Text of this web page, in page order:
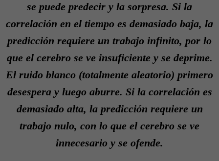
se puede predecir y la sorpresa. Si la
correlación en el tiempo es demasiado baja, la
predicción requiere un trabajo infinito, por lo
que el cerebro se ve insuficiente y se deprime.
El ruido blanco (totalmente aleatorio) primero
desespera y luego aburre. Si la correlación es
demasiado alta, la predicción requiere un
trabajo nulo, con lo que el cerebro se ve
innecesario y se ofende.